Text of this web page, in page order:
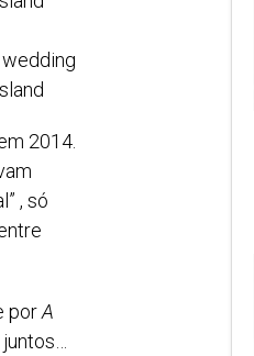
2014.
, só
porA